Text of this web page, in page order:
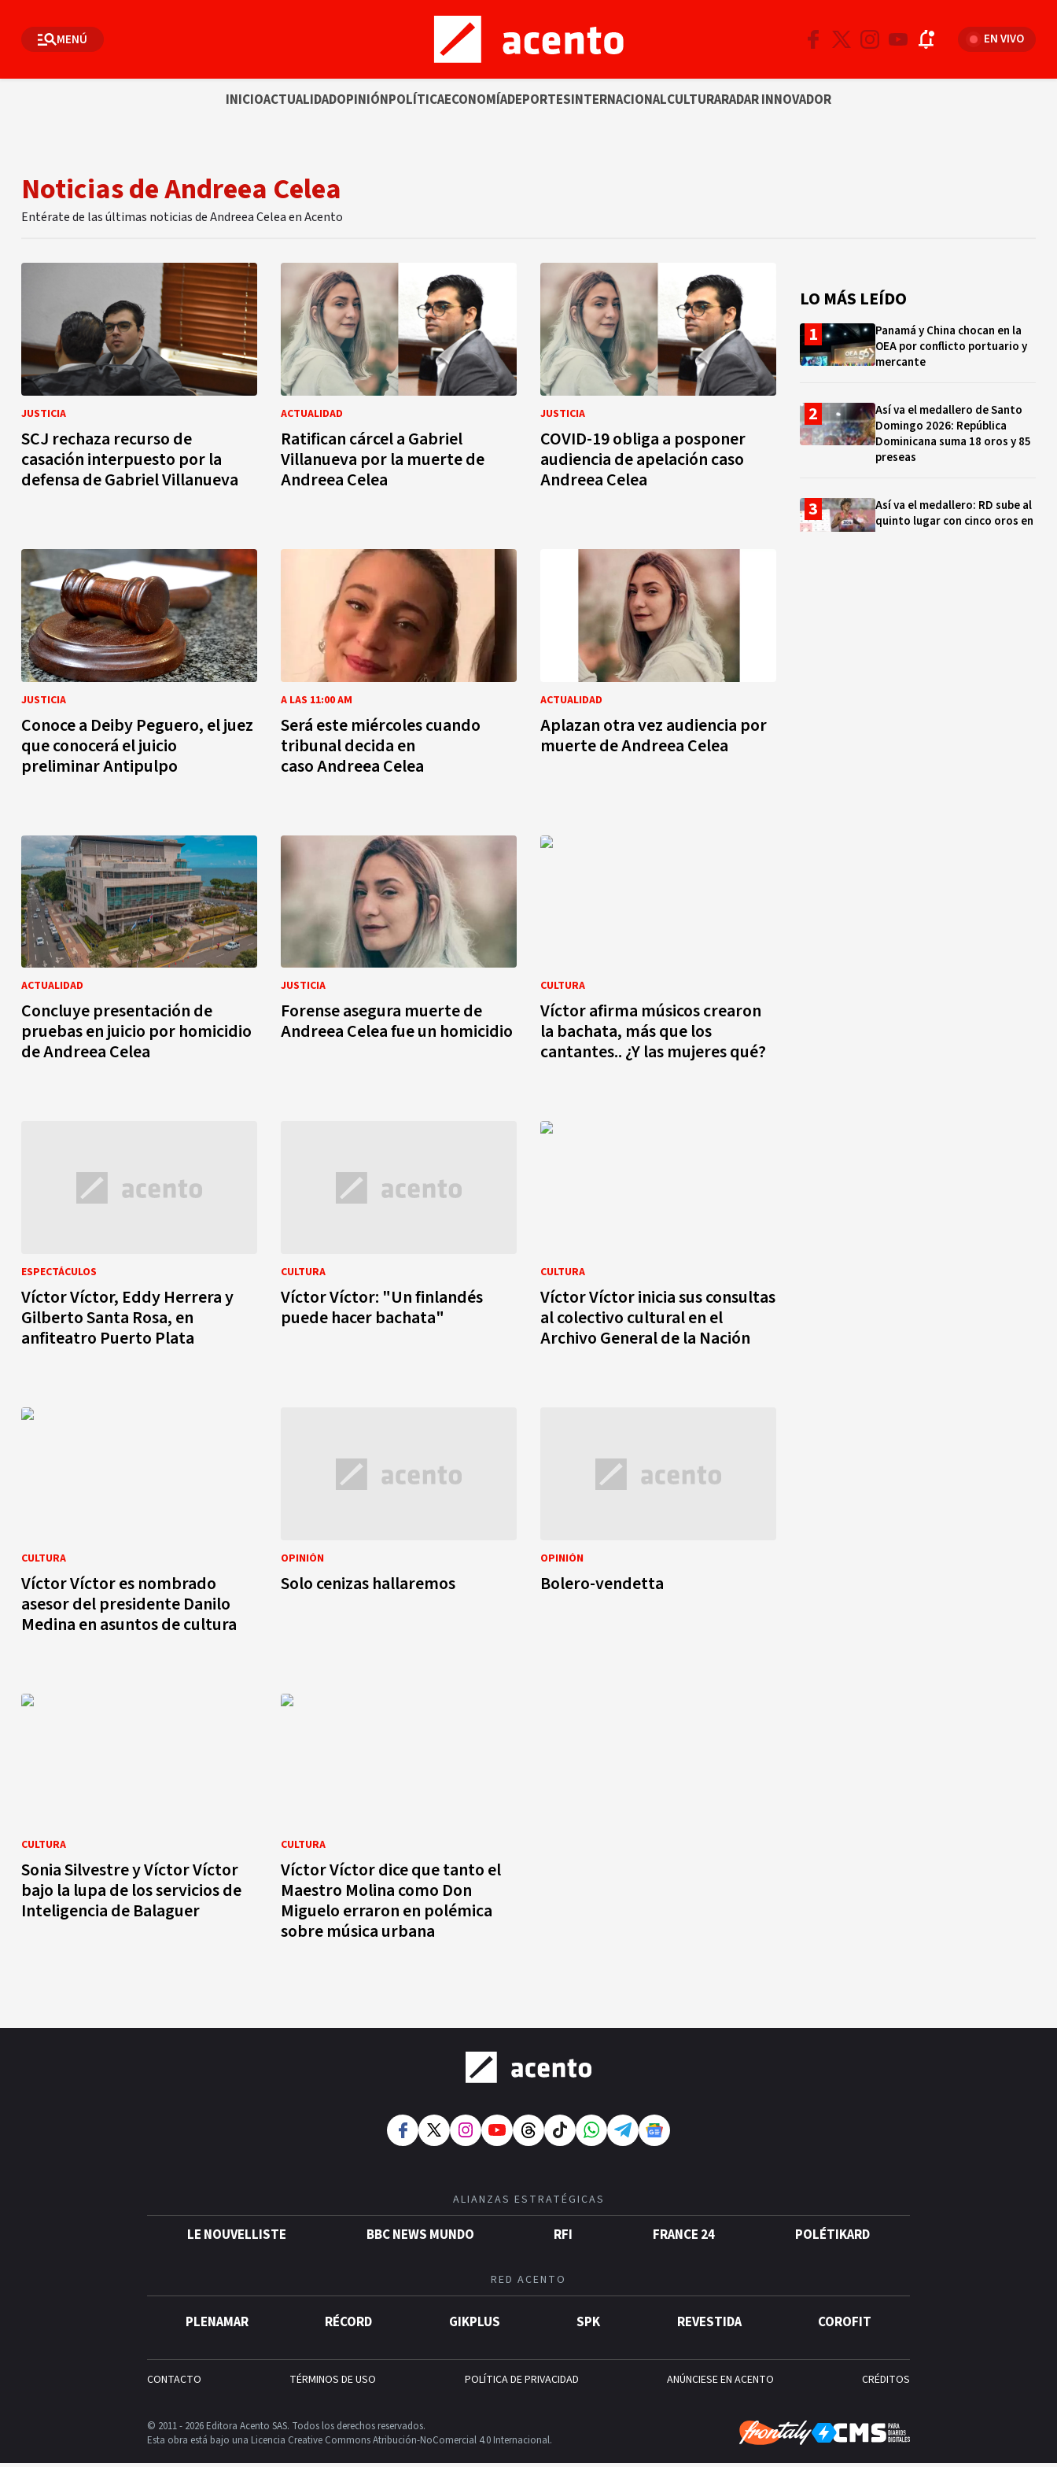
MENÚ EN VIVO
INICIOACTUALIDADOPINIÓNPOLÍTICAECONOMÍADEPORTESINTERNACIONALCULTURARADAR INNOVADOR
Noticias de Andreea Celea
Entérate de las últimas noticias de Andreea Celea en Acento
JUSTICIA
SCJ rechaza recurso de
casación interpuesto por la
defensa de Gabriel Villanueva
ACTUALIDAD
Ratifican cárcel a Gabriel
Villanueva por la muerte de
Andreea Celea
JUSTICIA
COVID-19 obliga a posponer
audiencia de apelación caso
Andreea Celea
JUSTICIA
Conoce a Deiby Peguero, el juez
que conocerá el juicio
preliminar Antipulpo
A LAS 11:00 AM
Será este miércoles cuando
tribunal decida en
caso Andreea Celea
ACTUALIDAD
Aplazan otra vez audiencia por
muerte de Andreea Celea
ACTUALIDAD
Concluye presentación de
pruebas en juicio por homicidio
de Andreea Celea
JUSTICIA
Forense asegura muerte de
Andreea Celea fue un homicidio
CULTURA
Víctor afirma músicos crearon
la bachata, más que los
cantantes.. ¿Y las mujeres qué?
ESPECTÁCULOS
Víctor Víctor, Eddy Herrera y
Gilberto Santa Rosa, en
anfiteatro Puerto Plata
CULTURA
Víctor Víctor: "Un finlandés
puede hacer bachata"
CULTURA
Víctor Víctor inicia sus consultas
al colectivo cultural en el
Archivo General de la Nación
CULTURA
Víctor Víctor es nombrado
asesor del presidente Danilo
Medina en asuntos de cultura
OPINIÓN
Solo cenizas hallaremos
OPINIÓN
Bolero-vendetta
CULTURA
Sonia Silvestre y Víctor Víctor
bajo la lupa de los servicios de
Inteligencia de Balaguer
CULTURA
Víctor Víctor dice que tanto el
Maestro Molina como Don
Miguelo erraron en polémica
sobre música urbana
LO MÁS LEÍDO
Panamá y China chocan en la
OEA por conflicto portuario y
mercante
Así va el medallero de Santo
Domingo 2026: República
Dominicana suma 18 oros y 85
preseas
Así va el medallero: RD sube al
quinto lugar con cinco oros en
ALIANZAS ESTRATÉGICAS
LE NOUVELLISTE BBC NEWS MUNDO RFI FRANCE 24 POLÉTIKARD
RED ACENTO
PLENAMAR RÉCORD GIKPLUS SPK REVESTIDA COROFIT
CONTACTO TÉRMINOS DE USO POLÍTICA DE PRIVACIDAD ANÚNCIESE EN ACENTO CRÉDITOS
© 2011 - 2026 Editora Acento SAS. Todos los derechos reservados.
Esta obra está bajo una Licencia Creative Commons Atribución-NoComercial 4.0 Internacional.